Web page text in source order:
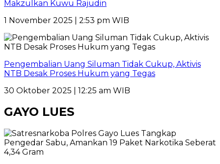
Makzulkan Kuwu Rajudin
1 November 2025 | 2:53 pm WIB
Pengembalian Uang Siluman Tidak Cukup, Aktivis
NTB Desak Proses Hukum yang Tegas
30 Oktober 2025 | 12:25 am WIB
GAYO LUES